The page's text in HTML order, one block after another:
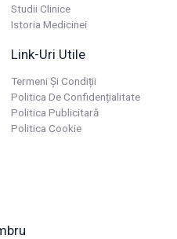
Studii Clinice
Istoria Medicinei
Link-Uri Utile
Termeni Și Condiții
Politica De Confidențialitate
Politica Publicitară
Politica Cookie